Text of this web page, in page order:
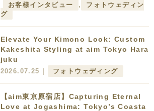
お客様インタビュー
,
フォトウェディン
グ
Elevate Your Kimono Look: Custom
Kakeshita Styling at aim Tokyo Hara
juku
2026.07.25 | フォトウェディング
【aim東京原宿店】Capturing Eternal
Love at Jogashima: Tokyo’s Coasta